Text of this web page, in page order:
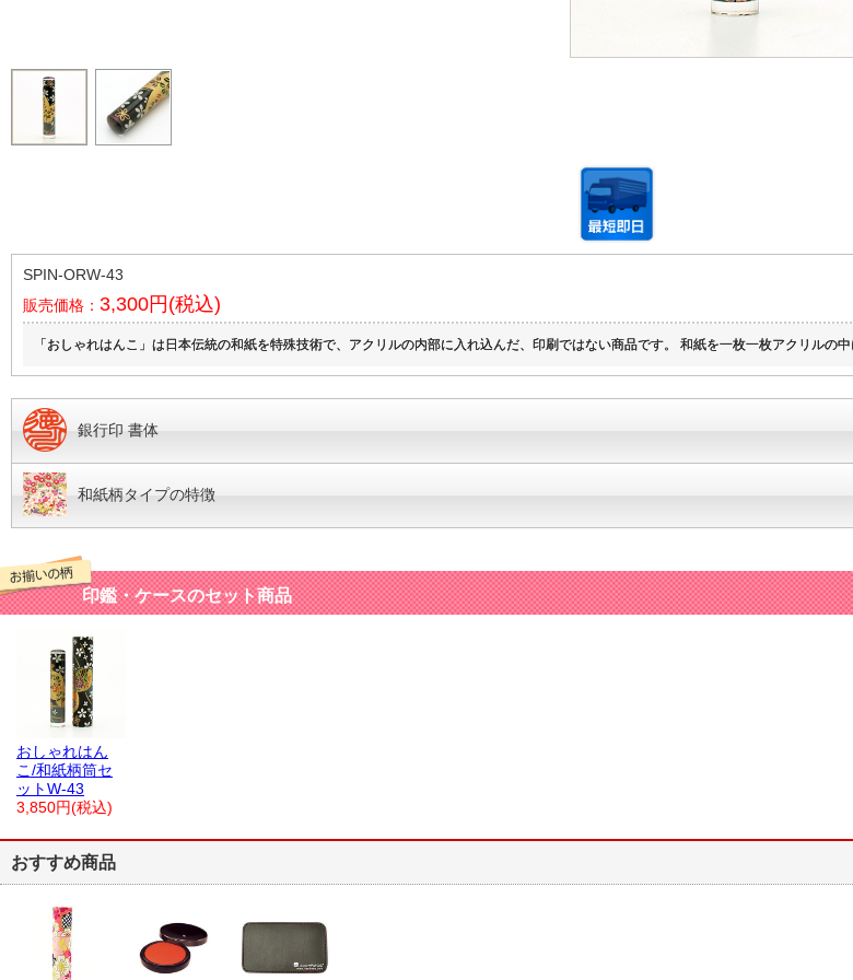
SPIN-ORW-43
販売価格： 3,300円(税込)
「おしゃれはんこ」は日本伝統の和紙を特殊技術で、アクリルの内部に入れ込んだ、印刷ではない商品です。 和紙を一枚一枚アクリルの
銀行印 書体
和紙柄タイプの特徴
印鑑・ケースのセット商品
おしゃれはん
こ/和紙柄筒セ
ットW-43
3,850円(税込)
おすすめ商品